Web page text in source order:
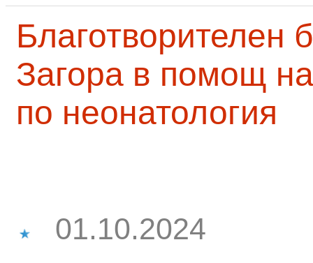
Благотворителен
Загора в помощ
по неонатология
01.10.2024